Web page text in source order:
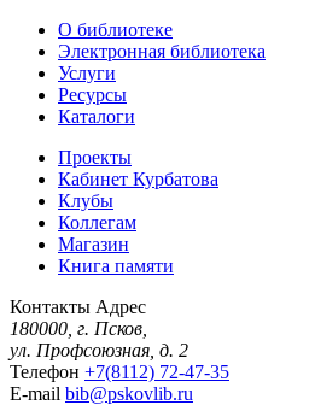
О библиотеке
Электронная библиотека
Услуги
Ресурсы
Каталоги
Проекты
Кабинет Курбатова
Клубы
Коллегам
Магазин
Книга памяти
Контакты Адрес
180000, г. Псков,
ул. Профсоюзная, д. 2
Телефон +7(8112) 72-47-35
E-mail bib@pskovlib.ru